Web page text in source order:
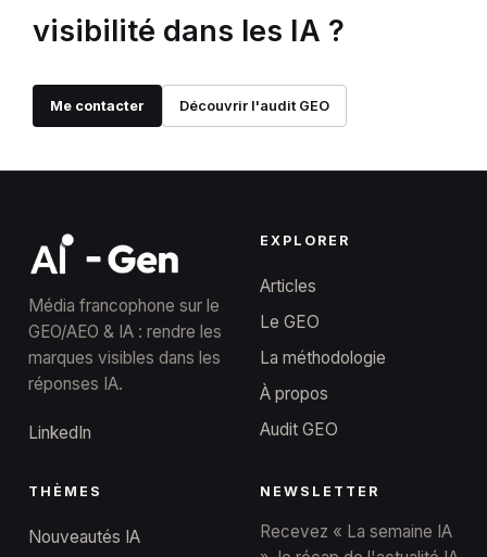
visibilité dans les IA ?
Me contacter Découvrir l'audit GEO
Média francophone sur le
GEO/AEO & IA : rendre les
marques visibles dans les
réponses IA.
LinkedIn
EXPLORER
Articles
Le GEO
La méthodologie
À propos
Audit GEO
THÈMES
Nouveautés IA
NEWSLETTER
Recevez « La semaine IA